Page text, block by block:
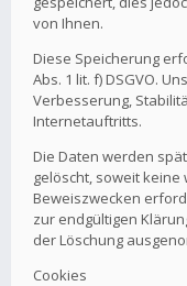
von Ihnen.
Diese Speicherung
Abs. 1 lit. f) DSGVO.
Verbesserung,
Internetauftritts.
Die Daten werden
gelöscht, soweit
Beweiszwecken
zur endgültigen
der Löschung
Cookies